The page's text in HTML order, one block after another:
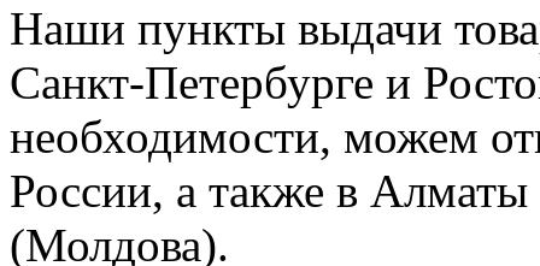
Наши пункты выдачи
Санкт-Петербурге и
необходимости, можем
России, а также в
(Молдова).